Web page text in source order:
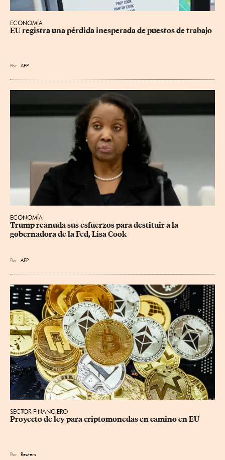
ECONOMÍA
EU registra una pérdida inesperada de puestos de trabajo
Por AFP
ECONOMÍA
Trump reanuda sus esfuerzos para destituir a la
gobernadora de la Fed, Lisa Cook
Por AFP
SECTOR FINANCIERO
Proyecto de ley para criptomonedas en camino en EU
Por Reuters